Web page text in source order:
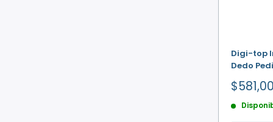
Digi-top
Dedo
Precio
de
venta
$581,00